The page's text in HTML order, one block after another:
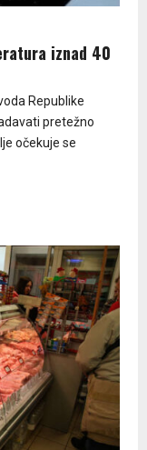
iznad 40
Republike
pretežno
očekuje se